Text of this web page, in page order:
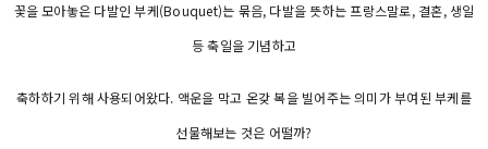
꽃을 모아놓은 다발인 부케(Bouquet)는 묶음, 다발을 뜻하는 프랑스말로, 결혼, 생일
등 축일을 기념하고
축하하기 위해 사용되어왔다. 액운을 막고 온갖 복을 빌어주는 의미가 부여된 부케를
선물해보는 것은 어떨까?